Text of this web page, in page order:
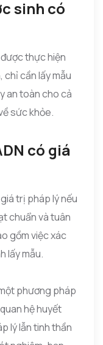
sinh có
thực hiện
cần lấy mẫu
an toàn cho cả
sức khỏe.
có giá
trị pháp lý nếu
chuẩn và tuân
gồm việc xác
lấy mẫu.
phương pháp
hệ huyết
lý lẫn tinh thần